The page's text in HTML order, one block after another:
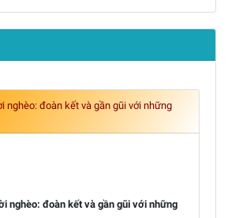
nghèo: đoàn kết và gần gũi với những
nghèo: đoàn kết và gần gũi với những